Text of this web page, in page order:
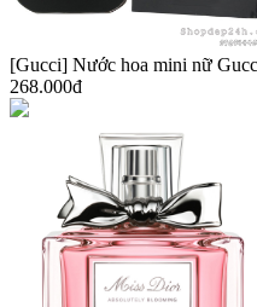
[Gucci] Nước hoa mini nữ
268.000đ